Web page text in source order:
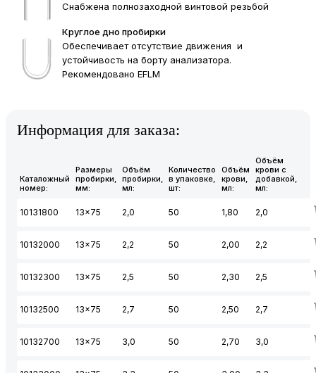
Снабжена полнозаходной винтовой резьбой
Круглое дно пробирки
Обеспечивает отсутствие движения и
устойчивость на борту анализатора.
Рекомендовано EFLM
Информация для заказа:
Каталожный
номер:
Размеры
пробирки,
мм:
Объём
пробирки,
мл:
Количество
в упаковке,
шт:
Объём
крови,
мл:
Объём
крови с
добавкой,
мл:
10131800 13x75 2,0 50 1,80 2,0
10132000 13x75 2,2 50 2,00 2,2
10132300 13x75 2,5 50 2,30 2,5
10132500 13x75 2,7 50 2,50 2,7
10132700 13x75 3,0 50 2,70 3,0